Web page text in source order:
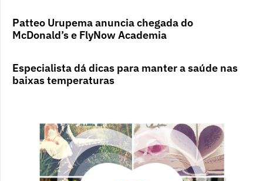
Patteo Urupema anuncia chegada do
McDonald’s e FlyNow Academia
Especialista dá dicas para manter a saúde nas
baixas temperaturas